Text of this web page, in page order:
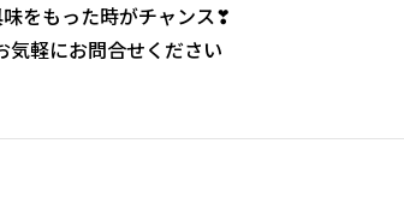
をもった時がチャンス❣
気軽にお問合せください